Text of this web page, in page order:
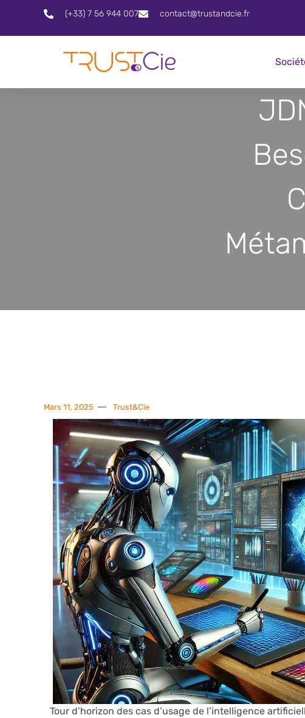
(+33) 7 56 944 007 contact@trustandcie.fr
Mars 11, 2025 Trust&Cie
Tour d’horizon des cas d’usage de l’intelligence